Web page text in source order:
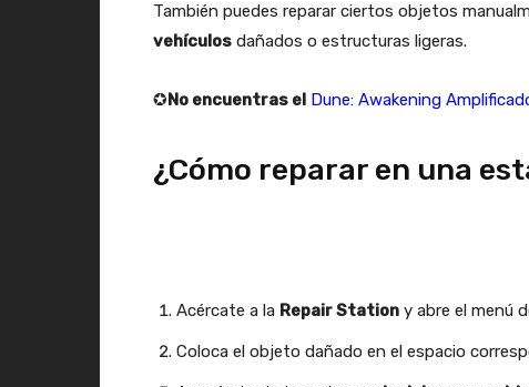
También puedes reparar ciertos objetos
vehículos dañados o estructuras ligeras.
✪No encuentras el Dune: Awakening
¿Cómo reparar en una
Acércate a la Repair Station y abre el menú
Coloca el objeto dañado en el espacio